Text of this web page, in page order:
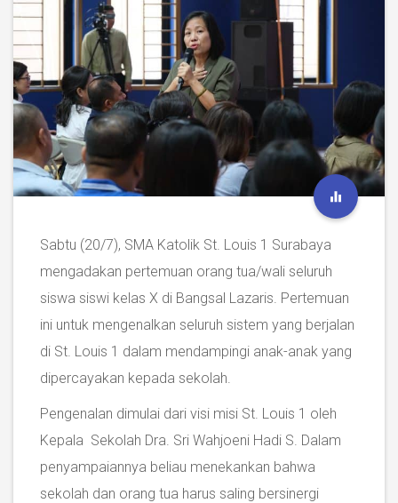
Sabtu (20/7), SMA Katolik St. Louis 1 Surabaya
mengadakan pertemuan orang tua/wali seluruh
siswa siswi kelas X di Bangsal Lazaris. Pertemuan
ini untuk mengenalkan seluruh sistem yang berjalan
di St. Louis 1 dalam mendampingi anak-anak yang
dipercayakan kepada sekolah.
Pengenalan dimulai dari visi misi St. Louis 1 oleh
Kepala Sekolah Dra. Sri Wahjoeni Hadi S. Dalam
penyampaiannya beliau menekankan bahwa
sekolah dan orang tua harus saling bersinergi